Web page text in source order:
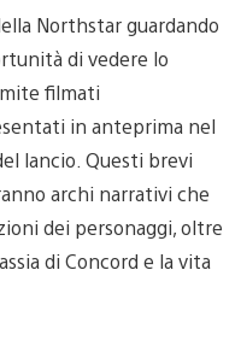
Northstar guardando
di vedere lo
filmati
in anteprima nel
lancio. Questi brevi
archi narrativi che
dei personaggi, oltre
di Concord e la vita